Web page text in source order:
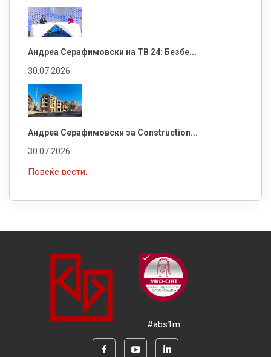
Андреа Серафимовски на ТВ 24: Безбе...
30.07.2026
Андреа Серафимовски за Construction...
30.07.2026
Повеќе вести...
#abs1m